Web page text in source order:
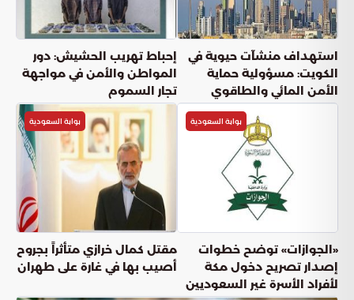
بوابة السعودية أعجبني (
3 دقيقة الأحد, 26 أبريل
عناوين المقال